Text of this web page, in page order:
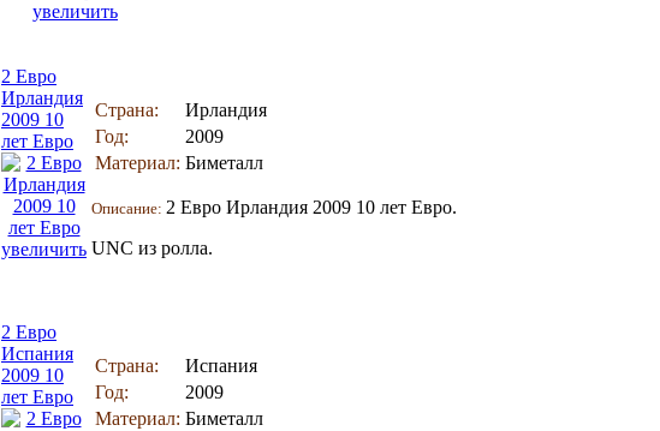
увеличить
2 Евро
Ирландия
2009 10
лет Евро
увеличить
Страна:
Ирландия
Год:
2009
Материал: Биметалл
Описание: 2 Евро Ирландия 2009 10 лет Евро.
UNC из ролла.
2 Евро
Испания
2009 10
лет Евро
Страна:
Испания
Год:
2009
Материал: Биметалл